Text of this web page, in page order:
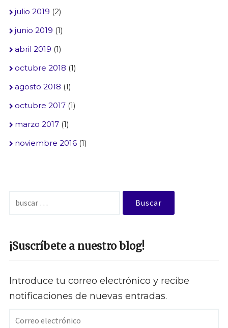
julio 2019 (2)
junio 2019 (1)
abril 2019 (1)
octubre 2018 (1)
agosto 2018 (1)
octubre 2017(1)
marzo 2017(1)
noviembre 2016(1)
¡Suscríbete a nuestro blog!
Introduce tu correo electrónico y recibe
notificaciones de nuevas entradas.
Correo